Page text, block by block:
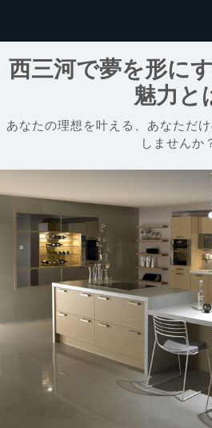
西三河で夢を形に
魅力と
あなたの理想を叶える、あなただ
しませんか